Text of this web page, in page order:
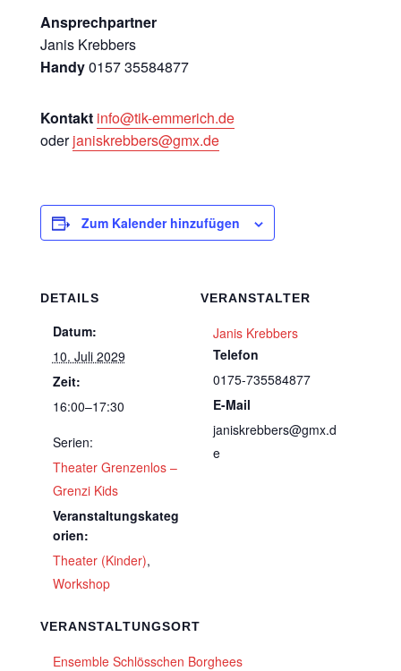
Ansprechpartner
Janis Krebbers
Handy0157 35584877
Kontakt info@tik-emmerich.de
oderjaniskrebbers@gmx.de
Zum Kalender hinzufügen
DETAILS
Datum:
10. Juli 2029
Zeit:
16:00–17:30
Serien:
Theater Grenzenlos –
Grenzi Kids
Veranstaltungskateg
orien:
Theater (Kinder),
Workshop
VERANSTALTUNGSORT
Ensemble Schlösschen Borghees
VERANSTALTER
Janis Krebbers
Telefon
0175-735584877
E-Mail
janiskrebbers@gmx.d
e